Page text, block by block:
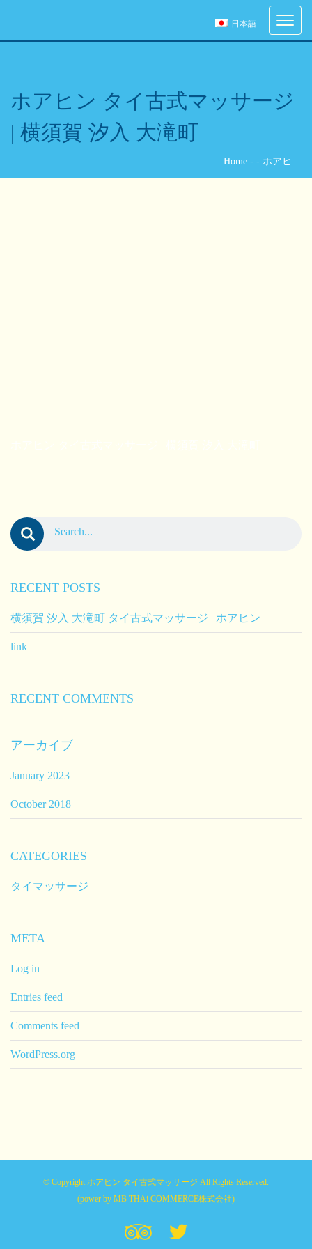
日本語
Toggle
ホアヒン タイ古式マッサージ
| 横須賀 汐入 大滝町
Home - - ホアヒ…
RECENT POSTS
横須賀 汐入 大滝町 タイ古式マッサージ | ホアヒン
link
RECENT COMMENTS
アーカイブ
January 2023
October 2018
CATEGORIES
タイマッサージ
META
Log in
Entries feed
Comments feed
WordPress.org
© Copyright ホアヒン タイ古式マッサージ All Rights Reserved.
(power by MB THAi COMMERCE株式会社)